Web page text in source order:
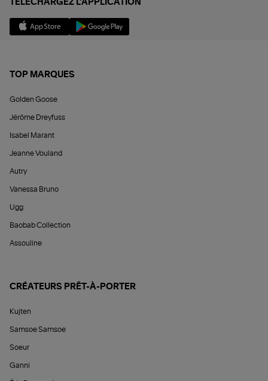
TÉLÉCHARGEZ L'APPLICATION
TOP MARQUES
Golden Goose
Jérôme Dreyfuss
Isabel Marant
Jeanne Vouland
Autry
Vanessa Bruno
Ugg
Baobab Collection
Assouline
CRÉATEURS PRÊT-À-PORTER
Kujten
Samsoe Samsoe
Soeur
Ganni